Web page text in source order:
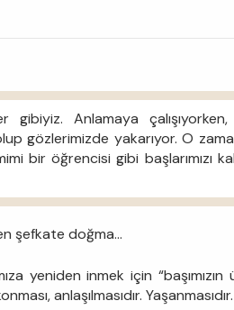
gibiyiz. Anlamaya
gözlerimizde yakarıyor. O
bir öğrencisi gibi başlarımızı
şefkate doğma…
yeniden inmek için
anlaşılmasıdır.